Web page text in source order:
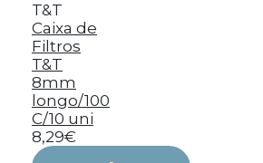
T&T
Caixa de
Filtros
T&T
8mm
longo/100
C/10 uni
8,29€